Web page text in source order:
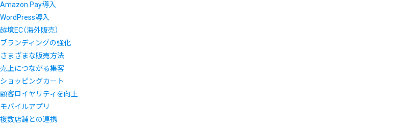
Amazon Pay導入
WordPress導入
越境EC（海外販売）
ブランディングの強化
さまざまな販売方法
売上につながる集客
ショッピングカート
顧客ロイヤリティを向上
モバイルアプリ
複数店舗との連携